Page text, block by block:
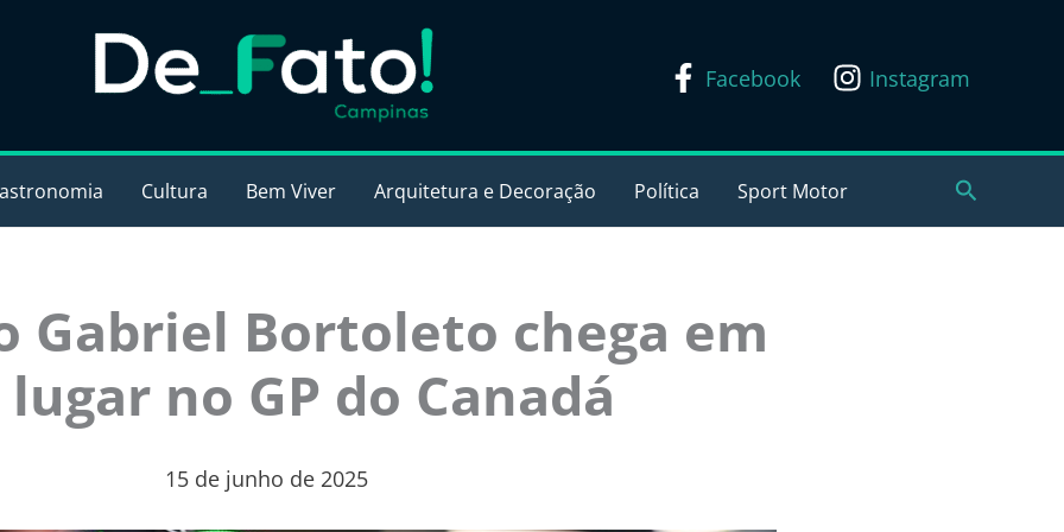
Facebook Instagram
Cultura Bem Viver Arquitetura e Decoração Política Sport Motor Pesquisar
Gabriel Bortoleto chega em
lugar no GP do Canadá
15 de junho de 2025